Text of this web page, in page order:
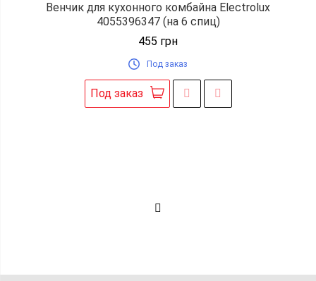
Венчик для кухонного комбайна Electrolux
4055396347 (на 6 спиц)
455 грн
Под заказ
Под заказ